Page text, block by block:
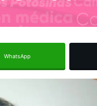
WhatsApp